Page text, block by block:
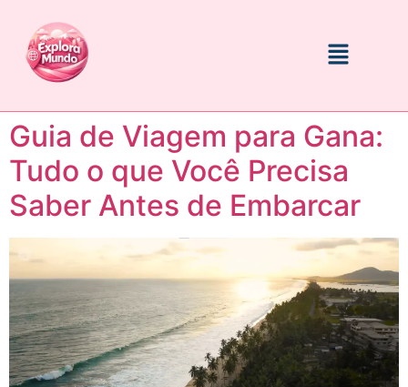
Guia de Viagem para Gana:
Tudo o que Você Precisa
Saber Antes de Embarcar